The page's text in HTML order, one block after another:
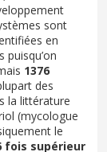
sont
en
puisqu’on
1376
des
la littérature
(mycologue
le
fois supérieur